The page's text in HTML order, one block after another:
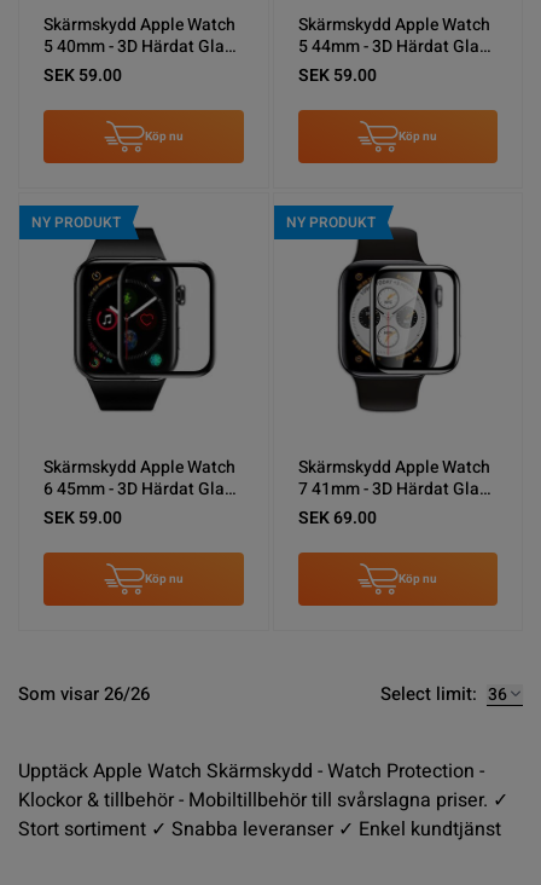
Skärmskydd Apple Watch
5 40mm - 3D Härdat Glas
Svart
SEK 59.00
Köp nu
Skärmskydd Apple Watch
5 44mm - 3D Härdat Glas
Svart
SEK 59.00
Köp nu
NY PRODUKT
Skärmskydd Apple Watch
6 45mm - 3D Härdat Glas
Svart
SEK 59.00
Köp nu
NY PRODUKT
Skärmskydd Apple Watch
7 41mm - 3D Härdat Glas
Svart
SEK 69.00
Köp nu
Som visar 26/26 Select limit:
Upptäck Apple Watch Skärmskydd - Watch Protection -
Klockor & tillbehör - Mobiltillbehör till svårslagna priser. ✓
Stort sortiment ✓ Snabba leveranser ✓ Enkel kundtjänst